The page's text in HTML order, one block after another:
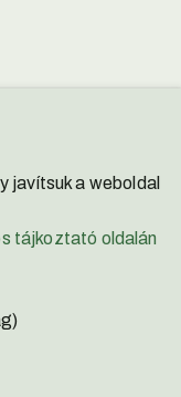
javítsuk a weboldal
tájkoztató oldalán